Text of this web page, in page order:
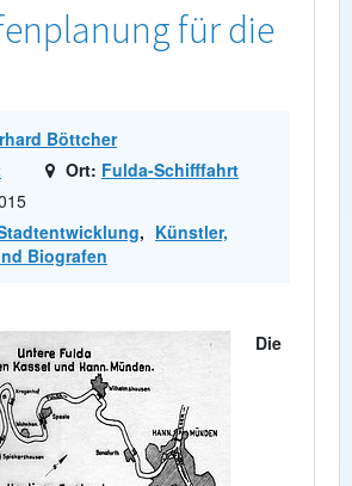
für die
Böttcher
Ort: Fulda-Schifffahrt
, Künstler,
Biografen
Die